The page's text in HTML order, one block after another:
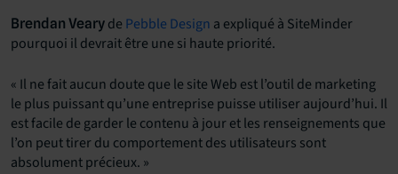
Brendan Veary de Pebble Design a expliqué à SiteMinder
pourquoi il devrait être une si haute priorité.
« Il ne fait aucun doute que le site Web est l’outil de marketing
le plus puissant qu’une entreprise puisse utiliser aujourd’hui. Il
est facile de garder le contenu à jour et les renseignements que
l’on peut tirer du comportement des utilisateurs sont
absolument précieux. »